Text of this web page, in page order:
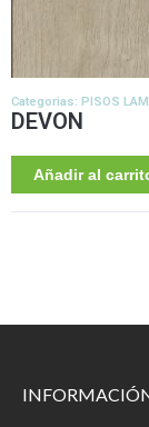
Categorias: PISOS
DEVON
Añadir al